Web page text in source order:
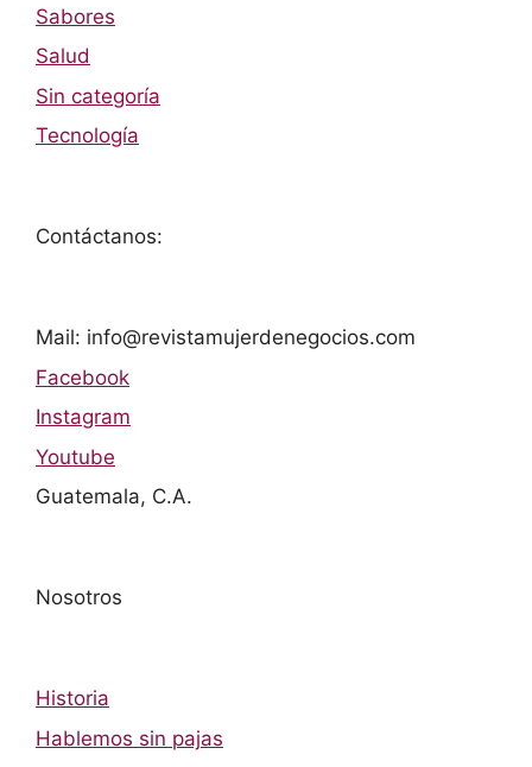
Sabores
Salud
Sin categoría
Tecnología
Contáctanos:
Mail: info@revistamujerdenegocios.com
Facebook
Instagram
Youtube
Guatemala, C.A.
Nosotros
Historia
Hablemos sin pajas